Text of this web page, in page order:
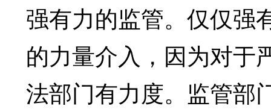
强有力的监管。仅仅强
的力量介入，因为对于
法部门有力度。监管部